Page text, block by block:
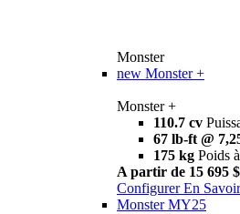
Monster
new Monster +
Monster +
110.7 cv
67 lb-ft @
175 kg Poids
A partir de 15 695 $
Configurer En
Monster MY25